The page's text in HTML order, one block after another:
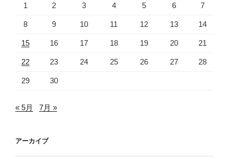
1 2 3 4 5 6 7
8 9 10 11 12 13 14
15 16 17 18 19 20 21
22 23 24 25 26 27 28
29 30
« 5月 7月 »
アーカイブ